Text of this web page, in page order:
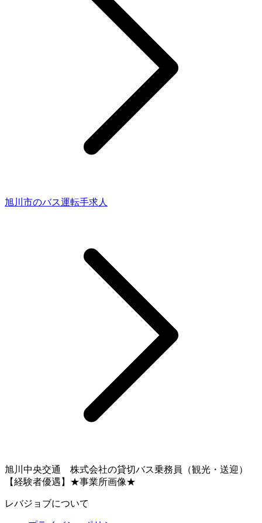
旭川市のバス運転手求人
旭川中央交通 株式会社の貸切バス乗務員（観光・送迎）
【経験者優遇】★事業所画像★
レバジョブについて